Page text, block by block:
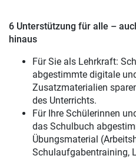
6 Unterstützung für alle –
hinaus
Für Sie als Lehrkraft:
abgestimmte digitale
Zusatzmaterialien
des Unterrichts.
Für Ihre Schülerinnen
das Schulbuch
Übungsmaterial
Schulaufgabentraining,